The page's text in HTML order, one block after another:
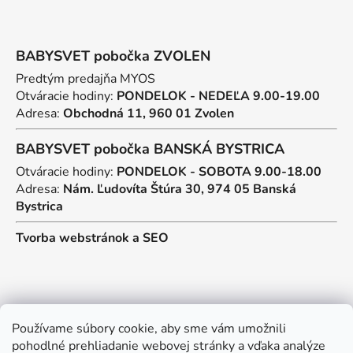
Používame súbory cookie, aby sme vám umožnili
pohodlné prehliadanie webovej stránky a vďaka analýze
BABYSVET pobočka ZVOLEN
Predtým predajňa MYOS
Otváracie hodiny: PONDELOK - NEDEĽA 9.00-19.00
Adresa: Obchodná 11, 960 01 Zvolen
BABYSVET pobočka BANSKÁ BYSTRICA
Otváracie hodiny: PONDELOK - SOBOTA 9.00-18.00
Adresa: Nám. Ľudovíta Štúra 30, 974 05 Banská
Bystrica
Tvorba webstránok a SEO
Kontakt